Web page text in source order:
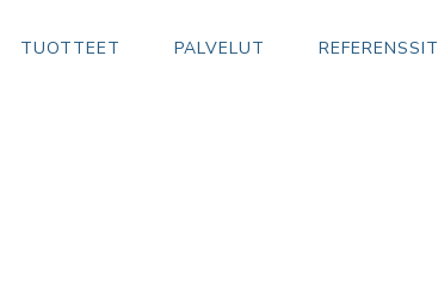
TUOTTEET PALVELUT REFERENSSIT